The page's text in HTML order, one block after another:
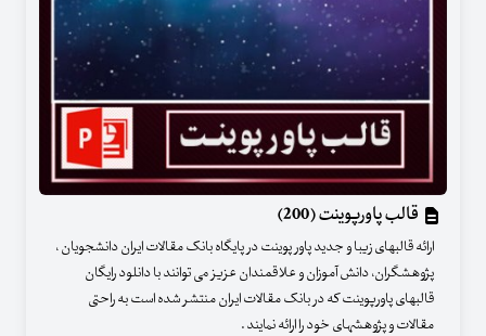
قالب پاورپوینت (200)
ارائه قالبهای زیبا و جدید پاور پوینت در پایگاه بانک مقالات ایران دانشجویان ،
پژوهشگران، دانش آموزان و علاقمندان عزیز می توانند با دانلود رایگان
قالبهای پاورپوینت که در بانک مقالات ایران منتشر شده است به راحتی
مقالات و پژوهشهای خود را ارائه نمایند .